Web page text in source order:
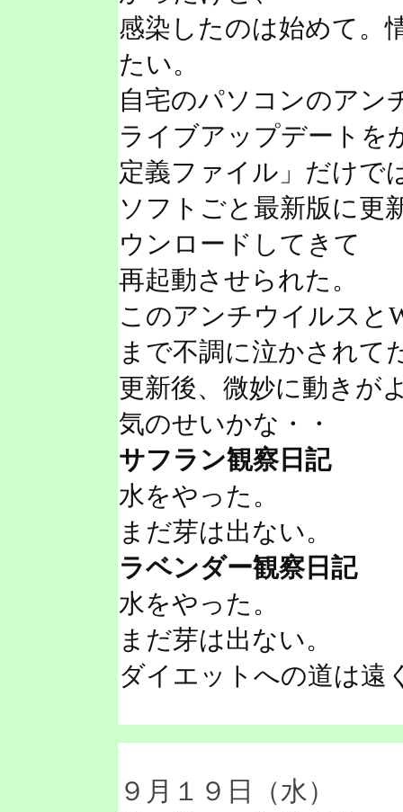
感染したのは始めて。
たい。
自宅のパソコンのアン
ライブアップデートを
定義ファイル」だけで
ソフトごと最新版に更
ウンロードしてきて
再起動させられた。
このアンチウイルスと
まで不調に泣かされて
更新後、微妙に動きが
気のせいかな・・
サフラン観察日記
水をやった。
まだ芽は出ない。
ラベンダー観察日記
水をやった。
まだ芽は出ない。
ダイエットへの道は遠
９月１９日（水）